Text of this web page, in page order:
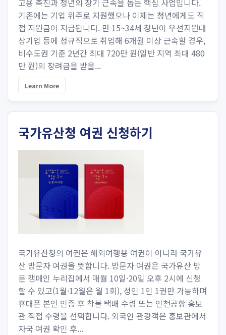
고용 촉진과 청년의 장기 근속을 돕는 핵심 사업입니다.
기존에는 기업 위주로 지원했으나 이제는 청년에게도 직
접 지원금이 지급됩니다. 만 15~34세 청년이 우선지원대
상기업 등에 정규직으로 취업해 6개월 이상 근속할 경우,
비수도권 기준 2년간 최대 720만 원(일반 지역 최대 480
만 원)의 장려금을 받을...
Learn More
국가유산청 여권 신청하기
국가유산청의 여권은 해외여행용 여권이 아니라 국가유
산 방문자 여권을 뜻합니다. 방문자 여권은 국가유산 방
문 캠페인 누리집에서 매월 10일·20일 오후 2시에 신청
할 수 있고(1월·12월은 월 1회), 성인 1인 1권만 가능하며
휴대폰 본인 인증 후 착불 택배 수령 또는 인천공항 홍보
관 직접 수령을 선택합니다. 외국인 관광객은 홍보관에서
자국 여권 확인 후...